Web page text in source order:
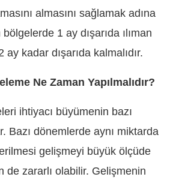
almasını sağlamak adına
1 ay dışarıda ılıman
kadar dışarıda kalmalıdır.
Ne Zaman Yapılmalıdır?
ihtiyacı büyümenin bazı
Bazı dönemlerde aynı miktarda
gelişmeyi büyük ölçüde
de zararlı olabilir. Gelişmenin